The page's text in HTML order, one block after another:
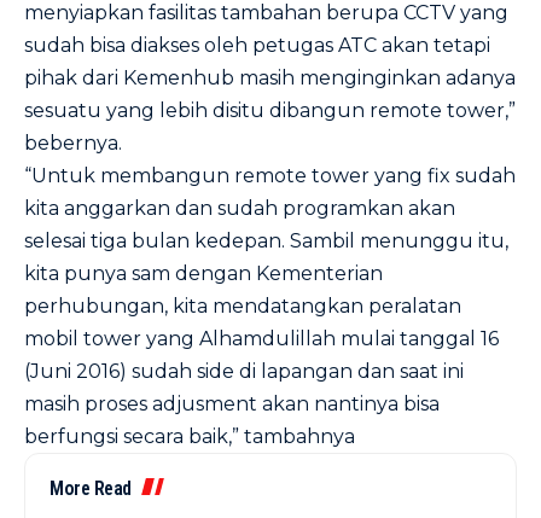
menyiapkan fasilitas tambahan berupa CCTV yang
sudah bisa diakses oleh petugas ATC akan tetapi
pihak dari Kemenhub masih menginginkan adanya
sesuatu yang lebih disitu dibangun remote tower,”
bebernya.
“Untuk membangun remote tower yang fix sudah
kita anggarkan dan sudah programkan akan
selesai tiga bulan kedepan. Sambil menunggu itu,
kita punya sam dengan Kementerian
perhubungan, kita mendatangkan peralatan
mobil tower yang Alhamdulillah mulai tanggal 16
(Juni 2016) sudah side di lapangan dan saat ini
masih proses adjusment akan nantinya bisa
berfungsi secara baik,” tambahnya
More Read